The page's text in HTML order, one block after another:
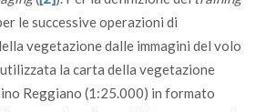
le successive operazioni di
vegetazione dalle immagini del volo
la carta della vegetazione
Reggiano (1:25.000) in formato